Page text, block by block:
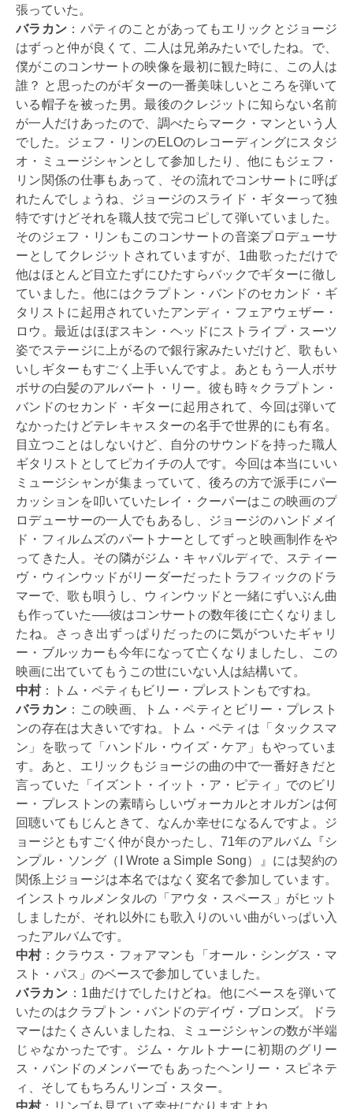
張っていた。
バラカン ：パティのことがあってもエリックとジョージ
はずっと仲が良くて、二人は兄弟みたいでしたね。で、
僕がこのコンサートの映像を最初に観た時に、この人は
誰？ と思ったのがギターの一番美味しいところを弾いて
いる帽子を被った男。最後のクレジットに知らない名前
が一人だけあったので、調べたらマーク・マンという人
でした。ジェフ・リンのELOのレコーディングにスタジ
オ・ミュージシャンとして参加したり、他にもジェフ・
リン関係の仕事もあって、その流れでコンサートに呼ば
れたんでしょうね、ジョージのスライド・ギターって独
特ですけどそれを職人技で完コピして弾いていました。
そのジェフ・リンもこのコンサートの音楽プロデューサ
ーとしてクレジットされていますが、1曲歌っただけで
他はほとんど目立たずにひたすらバックでギターに徹し
ていました。他にはクラプトン・バンドのセカンド・ギ
タリストに起用されていたアンディ・フェアウェザー・
ロウ。最近はほぼスキン・ヘッドにストライプ・スーツ
姿でステージに上がるので銀行家みたいだけど、歌もい
いしギターもすごく上手いんですよ。あともう一人ボサ
ボサの白髪のアルバート・リー。彼も時々クラプトン・
バンドのセカンド・ギターに起用されて、今回は弾いて
なかったけどテレキャスターの名手で世界的にも有名。
目立つことはしないけど、自分のサウンドを持った職人
ギタリストとしてピカイチの人です。今回は本当にいい
ミュージシャンが集まっていて、後ろの方で派手にパー
カッションを叩いていたレイ・クーパーはこの映画のプ
ロデューサーの一人でもあるし、ジョージのハンドメイ
ド・フィルムズのパートナーとしてずっと映画制作をや
ってきた人。その隣がジム・キャパルディで、スティー
ヴ・ウィンウッドがリーダーだったトラフィックのドラ
マーで、歌も唄うし、ウィンウッドと一緒にずいぶん曲
も作っていた──彼はコンサートの数年後に亡くなりまし
たね。さっき出ずっぱりだったのに気がついたギャリ
ー・ブルッカーも今年になって亡くなりましたし、この
映画に出ていてもうこの世にいない人は結構いて。
中村：トム・ペティもビリー・プレストンもですね。
バラカン ：この映画、トム・ペティとビリー・プレスト
ンの存在は大きいですね。トム・ペティは「タックスマ
ン」を歌って「ハンドル・ウイズ・ケア」もやっていま
す。あと、エリックもジョージの曲の中で一番好きだと
言っていた「イズント・イット・ア・ピティ」でのビリ
ー・プレストンの素晴らしいヴォーカルとオルガンは何
回聴いてもじんときて、なんか幸せになるんですよ。ジ
ョージともすごく仲が良かったし、71年のアルバム『シ
ンプル・ソング（I Wrote a Simple Song）』には契約の
関係上ジョージは本名ではなく変名で参加しています。
インストゥルメンタルの「アウタ・スペース」がヒット
しましたが、それ以外にも歌入りのいい曲がいっぱい入
ったアルバムです。
中村：クラウス・フォアマンも「オール・シングス・マ
スト・パス」のベースで参加していました。
バラカン ：1曲だけでしたけどね。他にベースを弾いて
いたのはクラプトン・バンドのデイヴ・ブロンズ。ドラ
マーはたくさんいましたね、ミュージシャンの数が半端
じゃなかったです。ジム・ケルトナーに初期のグリー
ス・バンドのメンバーでもあったヘンリー・スピネテ
ィ、そしてもちろんリンゴ・スター。
中村：リンゴも見ていて幸せになりますよね。